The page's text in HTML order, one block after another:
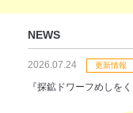
NEWS
2026.07.24 更新情報
『探鉱ドワーフめしを